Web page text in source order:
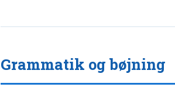
Grammatik og bøjning